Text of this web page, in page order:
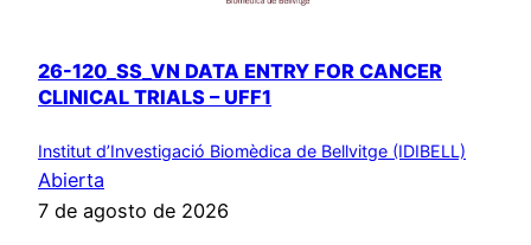
26-120_SS_VN DATA ENTRY FOR CANCER
CLINICAL TRIALS – UFF1
Institut d’Investigació Biomèdica de Bellvitge (IDIBELL)
Abierta
7 de agosto de 2026